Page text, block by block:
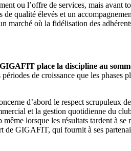
ou l’offre de services, mais avant
qualité élevés et un
marché où la fidélisation des
place la discipline au
de croissance que les
d’abord le respect scrupuleux
et la gestion quotidienne du
lorsque les résultats tardent à
GIGAFIT, qui fournit à ses